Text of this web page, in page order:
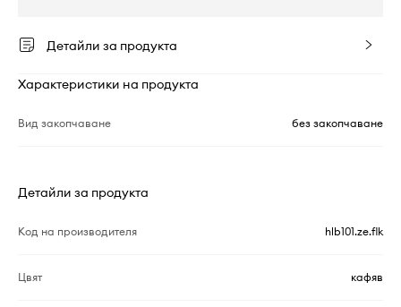
Детайли за продукта
Характеристики на продукта
Вид закопчаване без закопчаване
Детайли за продукта
Код на производителя hlb101.ze.flk
Цвят кафяв